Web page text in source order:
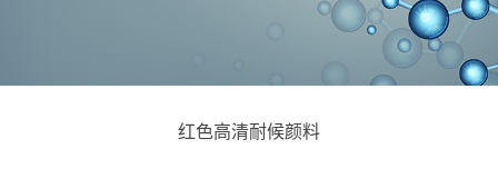
红色高清耐候颜料